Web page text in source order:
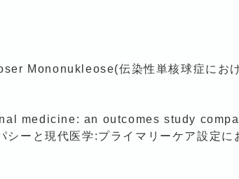
Mononukleose(伝染性単核球症にお
medicine: an outcomes study
と現代医学:プライマリーケア設定に